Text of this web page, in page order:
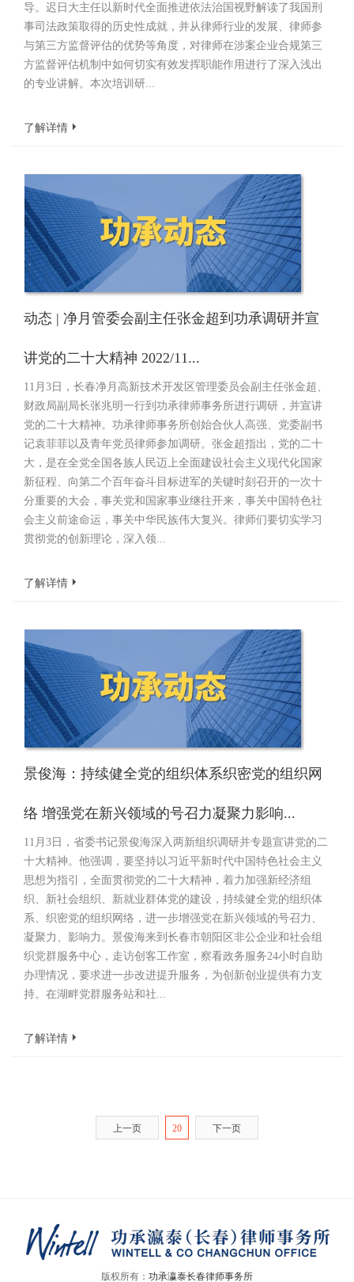
导。迟日大主任以新时代全面推进依法治国视野解读了我国刑
事司法政策取得的历史性成就，并从律师行业的发展、律师参
与第三方监督评估的优势等角度，对律师在涉案企业合规第三
方监督评估机制中如何切实有效发挥职能作用进行了深入浅出
的专业讲解。本次培训研...
了解详情
动态 | 净月管委会副主任张金超到功承调研并宣
讲党的二十大精神 2022/11...
11月3日，长春净月高新技术开发区管理委员会副主任张金超、
财政局副局长张兆明一行到功承律师事务所进行调研，并宣讲
党的二十大精神。功承律师事务所创始合伙人高强、党委副书
记袁菲菲以及青年党员律师参加调研。张金超指出，党的二十
大，是在全党全国各族人民迈上全面建设社会主义现代化国家
新征程、向第二个百年奋斗目标进军的关键时刻召开的一次十
分重要的大会，事关党和国家事业继往开来，事关中国特色社
会主义前途命运，事关中华民族伟大复兴。律师们要切实学习
贯彻党的创新理论，深入领...
了解详情
景俊海：持续健全党的组织体系织密党的组织网
络 增强党在新兴领域的号召力凝聚力影响...
11月3日，省委书记景俊海深入两新组织调研并专题宣讲党的二
十大精神。他强调，要坚持以习近平新时代中国特色社会主义
思想为指引，全面贯彻党的二十大精神，着力加强新经济组
织、新社会组织、新就业群体党的建设，持续健全党的组织体
系、织密党的组织网络，进一步增强党在新兴领域的号召力、
凝聚力、影响力。景俊海来到长春市朝阳区非公企业和社会组
织党群服务中心，走访创客工作室，察看政务服务24小时自助
办理情况，要求进一步改进提升服务，为创新创业提供有力支
持。在湖畔党群服务站和社...
了解详情
上一页 20 下一页
版权所有： 功承瀛泰长春律师事务所